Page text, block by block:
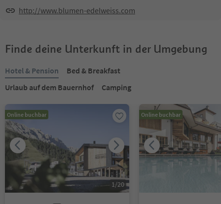
http://www.blumen-edelweiss.com
Finde deine Unterkunft in der Umgebung
Hotel & Pension
Bed & Breakfast
Urlaub auf dem Bauernhof
Camping
Online buchbar
1/20
Online buchbar